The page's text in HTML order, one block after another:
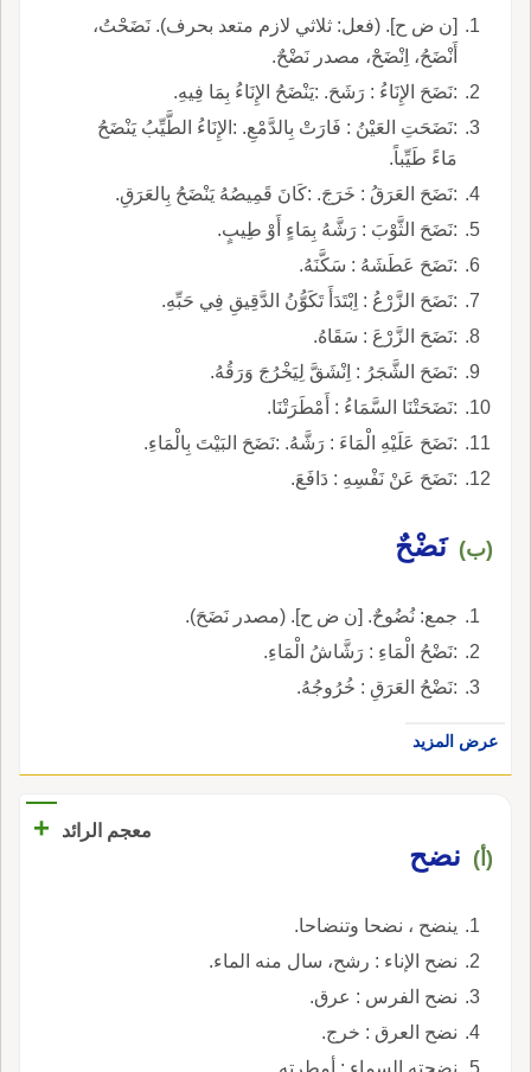
[ن ض ح]. (فعل: ثلاثي لازم متعد بحرف). نَضَحْتُ،
أَنْضَحُ، اِنْضَحْ، مصدر نَضْحٌ.
:نَضَحَ الإِنَاءُ : رَشَحَ. :يَنْضَحُ الإِنَاءُ بِمَا فِيهِ.
:نَضَحَتِ العَيْنُ : فَارَتْ بِالدَّمْعِ. :الإِنَاءُ الطَّيِّبُ يَنْضَحُ
مَاءً طَيِّباً.
:نَضَحَ العَرَقُ : خَرَجَ. :كَانَ قَمِيصُهُ يَنْضَحُ بِالعَرَقِ.
:نَضَحَ الثَّوْبَ : رَشَّهُ بِمَاءٍ أَوْ طِيبٍ.
:نَضَحَ عَطَشَهُ : سَكَّنَهُ.
:نَضَحَ الزَّرْعُ : اِبْتَدَأَ تَكَوُّنُ الدَّقِيقِ فِي حَبِّهِ.
:نَضَحَ الزَّرْعَ : سَقَاهُ.
:نَضَحَ الشَّجَرُ : اِنْشَقَّ لِيَخْرُجَ وَرَقُهُ.
:نَضَحَتْنَا السَّمَاءُ : أَمْطَرَتْنَا.
:نَضَحَ عَلَيْهِ الْمَاءَ : رَشَّهُ. :نَضَحَ البَيْتَ بِالْمَاءِ.
:نَضَحَ عَنْ نَفْسِهِ : دَافَعَ.
(ب) نَضْحٌ
جمع: نُضُوحٌ. [ن ض ح]. (مصدر نَضَحَ).
:نَضْحُ الْمَاءِ : رَشَّاشُ الْمَاءِ.
:نَضْحُ العَرَقِ : خُرُوجُهُ.
عرض المزيد
معجم الرائد +
(أ) نضح
ينضح ، نضحا وتنضاحا.
نضح الإناء : رشح، سال منه الماء.
نضح الفرس : عرق.
نضح العرق : خرج.
نضحته السماء : أمطرته.